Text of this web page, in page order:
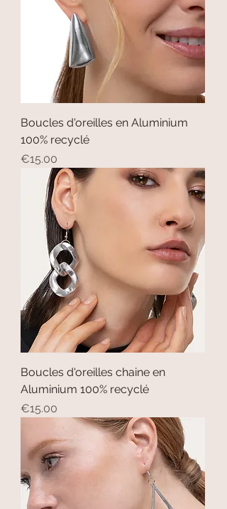
Boucles d'oreilles en Aluminium
100% recyclé
Price
€15.00
Boucles d'oreilles chaine en
Aluminium 100% recyclé
Price
€15.00